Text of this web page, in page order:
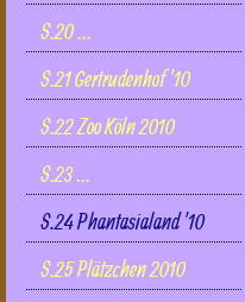
S.20 ...
S.21 Gertrudenhof '10
S.22 Zoo Köln 2010
S.23 ...
S.24 Phantasialand '10
S.25 Plätzchen 2010